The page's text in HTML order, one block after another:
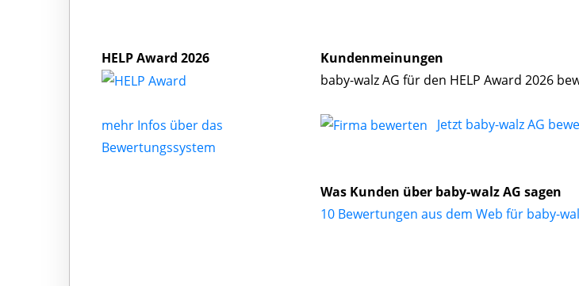
HELP Award 2026
mehr Infos über das
Bewertungssystem
Kundenmeinungen
baby-walz AG für den HELP Award 2026
Jetzt baby-walz AG
Was Kunden über baby-walz AG sagen
10 Bewertungen aus dem Web für baby-